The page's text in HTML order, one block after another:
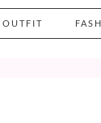
OUTFIT